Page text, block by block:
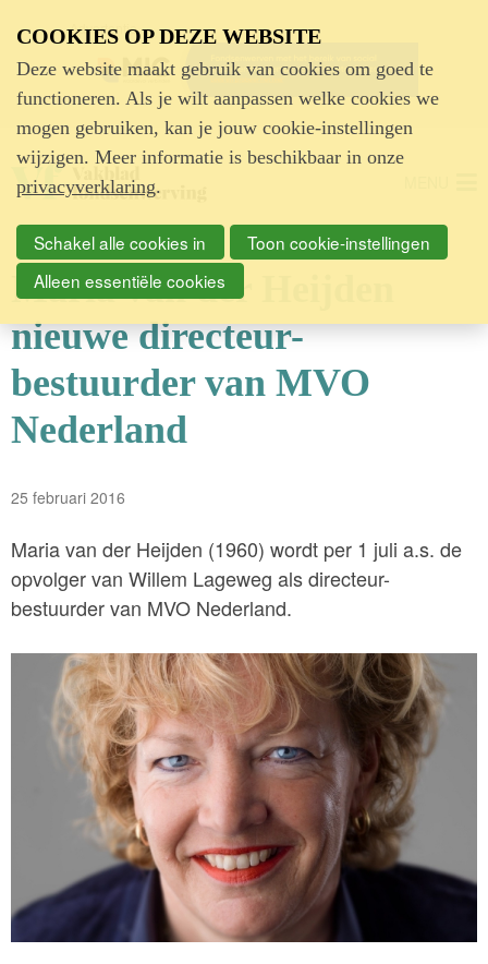
Advertentie
Maria van der Heijden
nieuwe directeur-
bestuurder van MVO
Nederland
25 februari 2016
Maria van der Heijden (1960) wordt per 1 juli a.s. de
opvolger van Willem Lageweg als directeur-
bestuurder van MVO Nederland.
COOKIES OP DEZE WEBSITE
Deze website maakt gebruik van cookies om goed te
functioneren. Als je wilt aanpassen welke cookies we
mogen gebruiken, kan je jouw cookie-instellingen
wijzigen. Meer informatie is beschikbaar in onze
privacyverklaring.
Schakel alle cookies in
Toon cookie-instellingen
Alleen essentiële cookies